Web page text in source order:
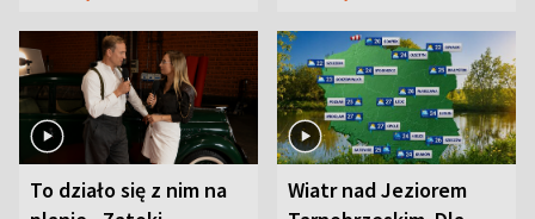
To działo się z nim na
Wiatr nad Jeziorem